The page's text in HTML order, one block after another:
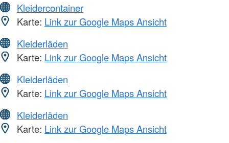
Kleidercontainer
Karte: Link zur Google Maps Ansicht
Kleiderläden
Karte: Link zur Google Maps Ansicht
Kleiderläden
Karte: Link zur Google Maps Ansicht
Kleiderläden
Karte: Link zur Google Maps Ansicht